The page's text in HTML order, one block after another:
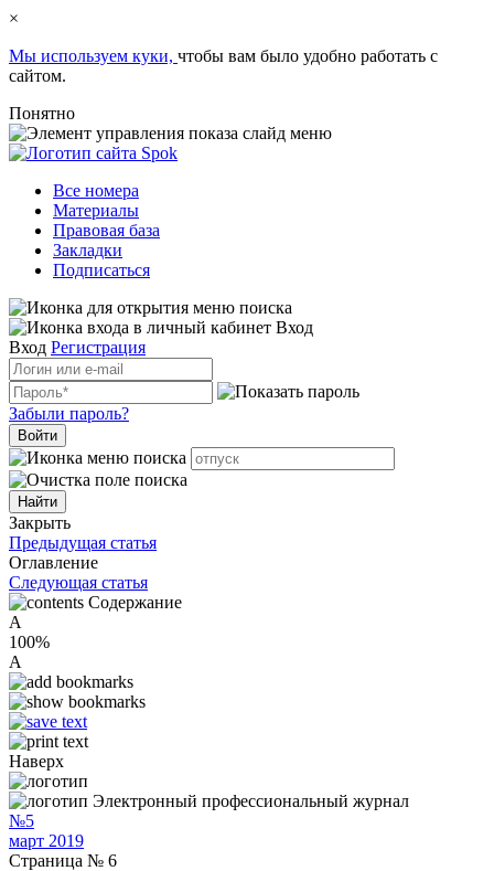
×
Мы используем куки, чтобы вам было удобно работать с
сайтом.
Понятно
Все номера
Материалы
Правовая база
Закладки
Подписаться
Вход
Вход Регистрация
Забыли пароль?
Войти
Закрыть
Предыдущая статья
Оглавление
Следующая статья
Содержание
A
100%
A
Наверх
Электронный профессиональный журнал
№5
март 2019
Страница № 6